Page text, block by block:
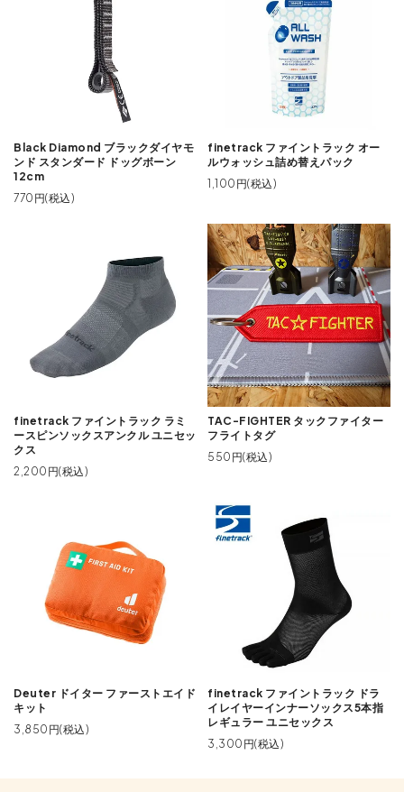
Black Diamond ブラックダイヤモ
ンド スタンダード ドッグボーン
12cm
770円(税込)
finetrack ファイントラック オー
ルウォッシュ詰め替えパック
1,100円(税込)
finetrack ファイントラック ラミ
ースピンソックスアンクル ユニセッ
クス
2,200円(税込)
TAC-FIGHTER タックファイター
フライトタグ
550円(税込)
Deuter ドイター ファーストエイド
キット
3,850円(税込)
finetrack ファイントラック ドラ
イレイヤーインナーソックス5本指
レギュラー ユニセックス
3,300円(税込)